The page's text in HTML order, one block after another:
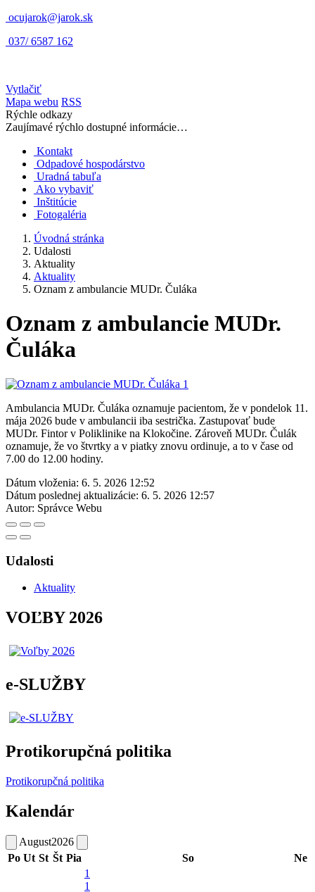
ocujarok@jarok.sk
037/ 6587 162
Vytlačiť
Mapa webu RSS
Rýchle odkazy
Zaujímavé rýchlo dostupné informácie…
Kontakt
Odpadové hospodárstvo
Uradná tabuľa
Ako vybaviť
Inštitúcie
Fotogaléria
Úvodná stránka
Udalosti
Aktuality
Aktuality
Oznam z ambulancie MUDr. Čuláka
Oznam z ambulancie MUDr.
Čuláka
Ambulancia MUDr. Čuláka oznamuje pacientom, že v pondelok 11.
mája 2026 bude v ambulancii iba sestrička. Zastupovať bude
MUDr. Fintor v Poliklinike na Klokočine. Zároveň MUDr. Čulák
oznamuje, že vo štvrtky a v piatky znovu ordinuje, a to v čase od
7.00 do 12.00 hodiny.
Dátum vloženia: 6. 5. 2026 12:52
Dátum poslednej aktualizácie: 6. 5. 2026 12:57
Autor: Správce Webu
Udalosti
Aktuality
VOĽBY 2026
e-SLUŽBY
Protikorupčná politika
Protikorupčná politika
Kalendár
August2026
Po Ut St Št Pia So Ne
1
1